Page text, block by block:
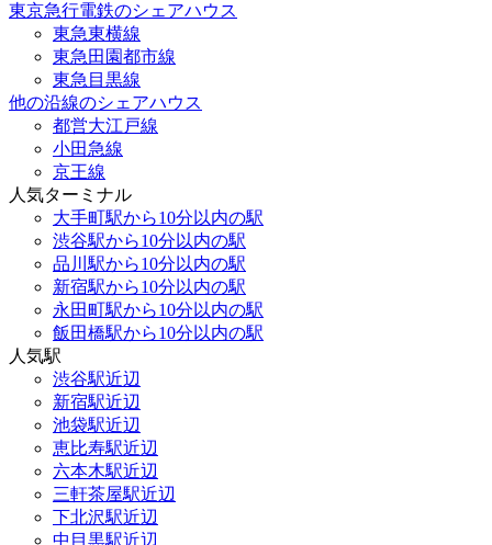
東京急行電鉄のシェアハウス
東急東横線
東急田園都市線
東急目黒線
他の沿線のシェアハウス
都営大江戸線
小田急線
京王線
人気ターミナル
大手町駅から10分以内の駅
渋谷駅から10分以内の駅
品川駅から10分以内の駅
新宿駅から10分以内の駅
永田町駅から10分以内の駅
飯田橋駅から10分以内の駅
人気駅
渋谷駅近辺
新宿駅近辺
池袋駅近辺
恵比寿駅近辺
六本木駅近辺
三軒茶屋駅近辺
下北沢駅近辺
中目黒駅近辺